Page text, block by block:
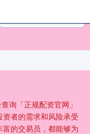
询「正规配资官网」
者的需求和风险承受
的交易员，都能够为